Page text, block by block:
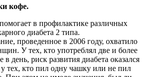
кофе.
в профилактике различных
диабета 2 типа.
проведенное в 2006 году, охватило
У тех, кто употреблял две и более
в день, риск развития диабета оказался
тех, кто пил одну чашку или не пил